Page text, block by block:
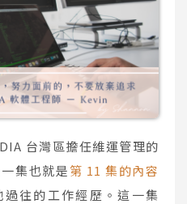
台灣區擔任維運管理的
集也就是第 11 集的內容
往的工作經歷。這一集